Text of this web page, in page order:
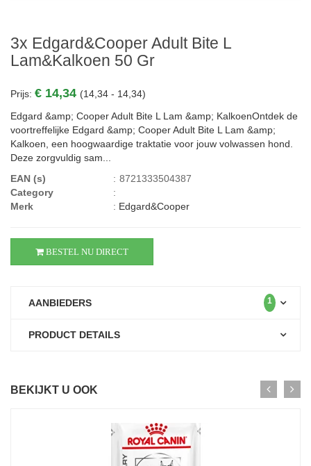
3x Edgard&Cooper Adult Bite L
Lam&Kalkoen 50 Gr
Prijs: € 14,34 (14,34 - 14,34)
Edgard &amp; Cooper Adult Bite L Lam &amp; KalkoenOntdek de
voortreffelijke Edgard &amp; Cooper Adult Bite L Lam &amp;
Kalkoen, een hoogwaardige traktatie voor jouw volwassen hond.
Deze zorgvuldig sam...
EAN (s)
: 8721333504387
Category
:
Merk
: Edgard&Cooper
BESTEL NU DIRECT
AANBIEDERS 1
PRODUCT DETAILS
BEKIJKT U OOK